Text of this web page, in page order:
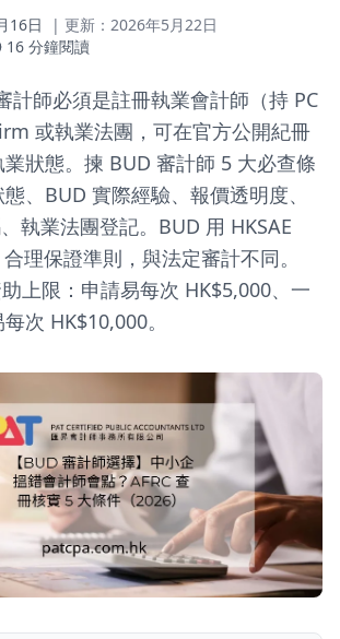
16日 | 更新： 2026年5月22日
16 分鐘閱讀
計師必須是註冊執業會計師（持 PC
或執業法團，可在官方公開紀冊
狀態。揀 BUD 審計師 5 大必查條
、BUD 實際經驗、報價透明度、
執業法團登記。BUD 用 HKSAE
理保證準則，與法定審計不同。
上限：申請易每次 HK$5,000、一
次 HK$10,000。